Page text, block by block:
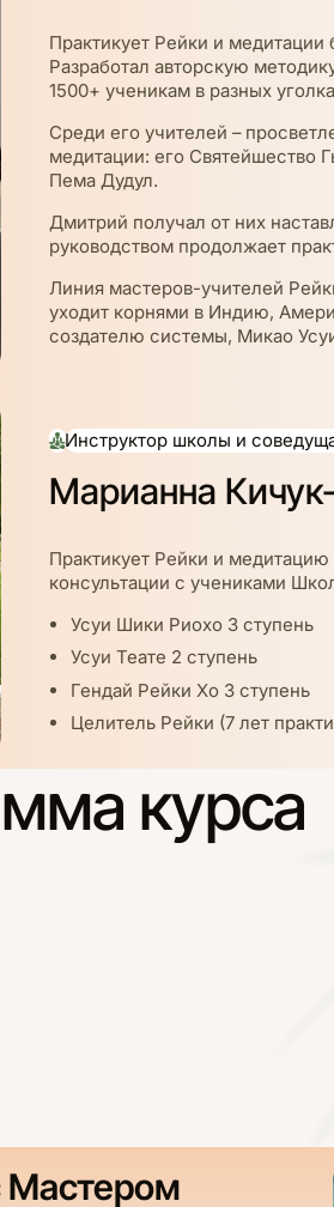
Практикует Рейки и медитации
Разработал авторскую
1500+ ученикам в разных
Среди его учителей –
медитации: его Святейшество
Пема Дудул.
Дмитрий получал от них
руководством продолжает
Линия мастеров-учителей
уходит корнями в Индию,
создателю системы, Микао
Инструктор школы и
Марианна
Практикует Рейки и
консультации с учениками
Усуи Шики Риохо 3 ступень
Усуи Теате 2 ступень
Гендай Рейки Хо 3 ступень
Целитель Рейки (7 лет
курса
Мастером